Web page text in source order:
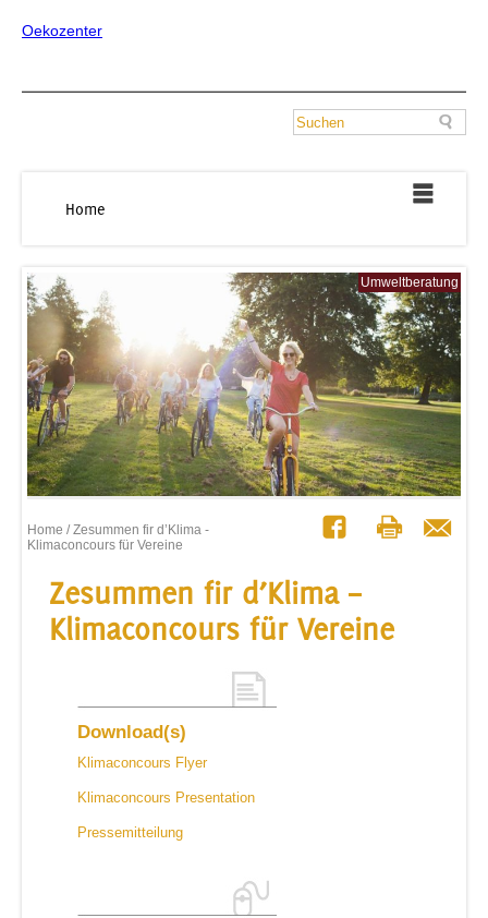
Oekozenter
Home
Umweltberatung
Home / Zesummen fir d’Klima -
Klimaconcours für Vereine
Zesummen fir d’Klima –
Klimaconcours für Vereine
Download(s)
Klimaconcours Flyer
Klimaconcours Presentation
Pressemitteilung